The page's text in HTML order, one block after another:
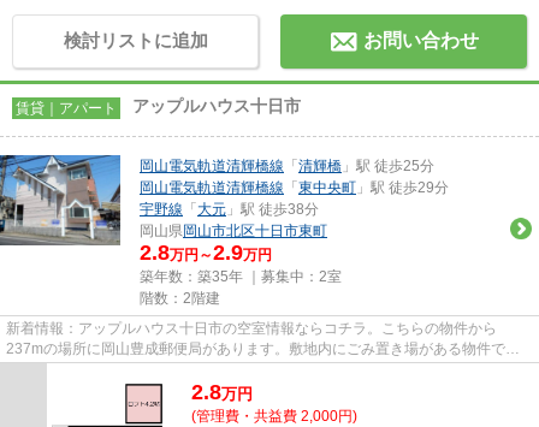
検討リストに追加 お問い合わせ
賃貸｜アパート アップルハウス十日市
岡山電気軌道清輝橋線 「 清輝橋 」駅 徒歩25分
岡山電気軌道清輝橋線 「 東中央町 」駅 徒歩29分
宇野線 「 大元 」駅 徒歩38分
岡山県岡山市北区十日市東町
2.8万円～2.9万円
築年数：築35年 ｜募集中： 2室
階数：2階建
新着情報：アップルハウス十日市の空室情報ならコチラ。こちらの物件から
237mの場所に岡山豊成郵便局があります。敷地内にごみ置き場がある物件で
2.8万円
(管理費・共益費 2,000円)